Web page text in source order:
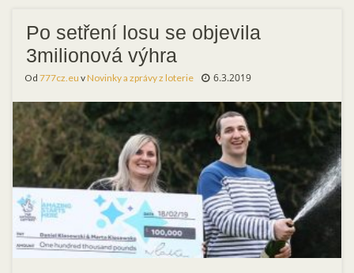
Po setření losu se objevila
3milionová výhra
Od 777cz.eu vNovinky a zprávy z loterie 6.3.2019